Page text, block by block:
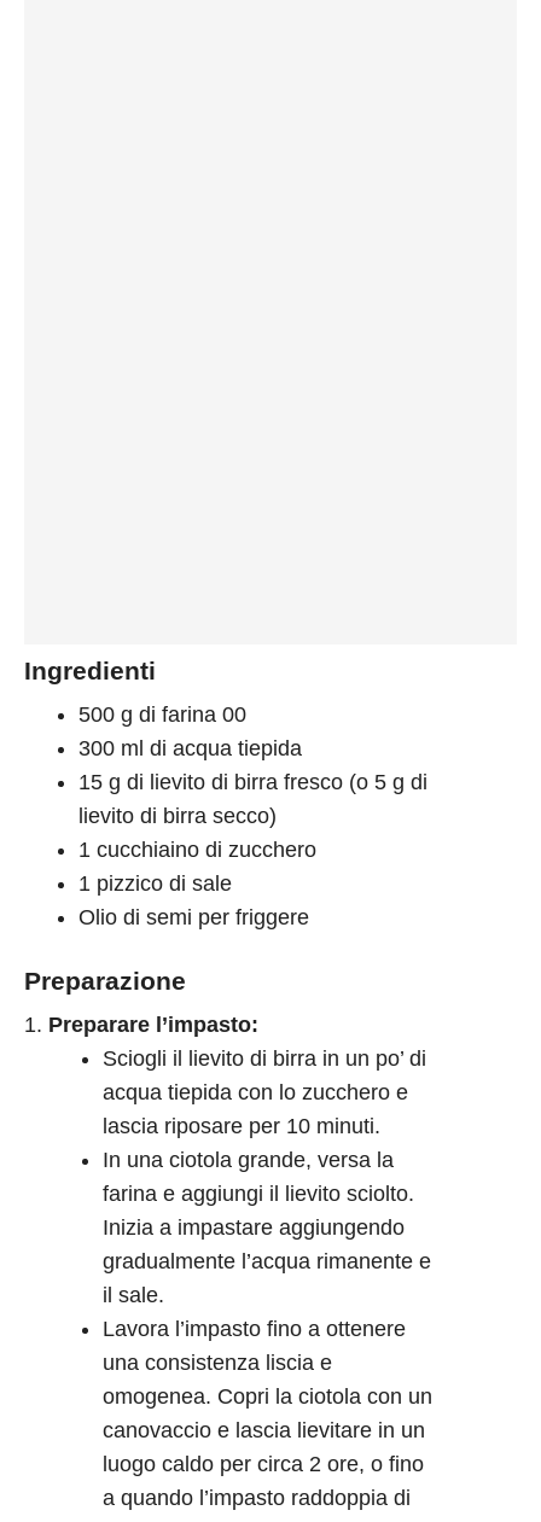
Ingredienti
500 g di farina 00
300 ml di acqua tiepida
15 g di lievito di birra fresco (o 5 g di
lievito di birra secco)
1 cucchiaino di zucchero
1 pizzico di sale
Olio di semi per friggere
Preparazione
Preparare l’impasto:
Sciogli il lievito di birra in un po’ di
acqua tiepida con lo zucchero e
lascia riposare per 10 minuti.
In una ciotola grande, versa la
farina e aggiungi il lievito sciolto.
Inizia a impastare aggiungendo
gradualmente l’acqua rimanente e
il sale.
Lavora l’impasto fino a ottenere
una consistenza liscia e
omogenea. Copri la ciotola con un
canovaccio e lascia lievitare in un
luogo caldo per circa 2 ore, o fino
a quando l’impasto raddoppia di